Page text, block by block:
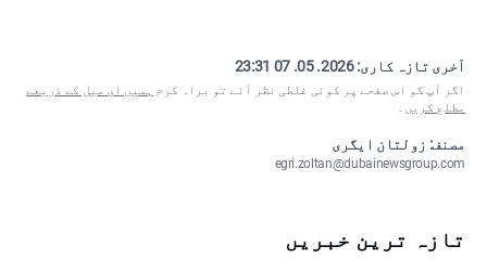
آخری تازہ کاری:2026. 05. 07 23:31
اگر آپ کو اس صفحے پر کوئی غلطی نظر آئے تو براہ کرم ہمیں ای میل کے ذریعے
مطلع کریں ۔
مصنف: زولتان ایگری
egri.zoltan@dubainewsgroup.com
تازہ ترین خبریں